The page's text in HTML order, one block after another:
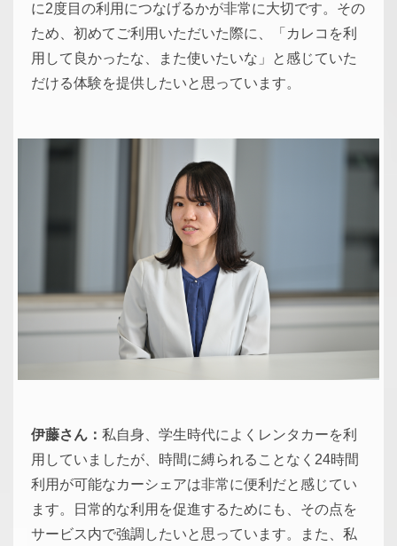
に2度目の利用につなげるかが非常に大切です。その
ため、初めてご利用いただいた際に、「カレコを利
用して良かったな、また使いたいな」と感じていた
だける体験を提供したいと思っています。
伊藤さん： 私自身、学生時代によくレンタカーを利
用していましたが、時間に縛られることなく24時間
利用が可能なカーシェアは非常に便利だと感じてい
ます。日常的な利用を促進するためにも、その点を
サービス内で強調したいと思っています。また、私